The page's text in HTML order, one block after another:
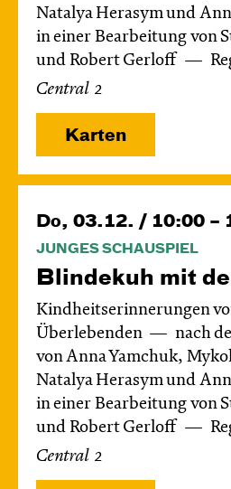
Natalya Herasym und
in einer Bearbeitung von
und Robert Gerloff
Central 2
Karten
Do, 03.12. / 10:00 –
JUNGES SCHAUSPIEL
Blinde­kuh mit
Kindheitserinnerungen
Überlebenden
nach
von Anna Yamchuk,
Natalya Herasym und
in einer Bearbeitung von
und Robert Gerloff
Central 2